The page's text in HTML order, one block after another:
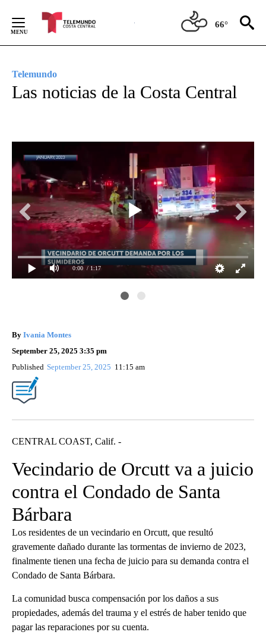
Content
66°
Telemundo
Las noticias de la Costa Central
0:00 / 1:17
By Ivania Montes
September 25, 2025 3:35 pm
Published September 25, 2025 11:15 am
CENTRAL COAST, Calif. -
Vecindario de Orcutt va a juicio
contra el Condado de Santa
Bárbara
Los residentes de un vecindario en Orcutt, que resultó
gravemente dañado durante las tormentas de invierno de 2023,
finalmente tienen una fecha de juicio para su demanda contra el
Condado de Santa Bárbara.
La comunidad busca compensación por los daños a sus
propiedades, además del trauma y el estrés de haber tenido que
pagar las reparaciones por su cuenta.